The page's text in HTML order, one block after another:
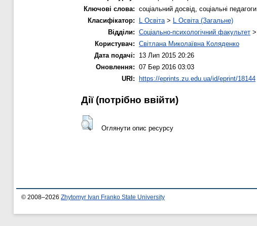
Ключові слова: соціальний досвід, соціальні педагоги
Класифікатор:
L Освіта > L Освіта (Загальне)
Відділи: Соціально-психологічний факультет >
Користувач: Світлана Миколаївна Коляденко
Дата подачі:
13 Лип 2015 20:26
Оновлення: 07 Бер 2016 03:03
URI: https://eprints.zu.edu.ua/id/eprint/18144
Дії ​​(потрібно ввійти)
Оглянути опис ресурсу
© 2008–2026 Zhytomyr Ivan Franko State University